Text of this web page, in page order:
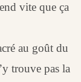
vite que ça
au goût du
trouve pas la